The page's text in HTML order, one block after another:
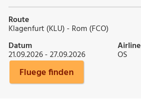
Route
Klagenfurt (KLU) - Rom (FCO)
Datum
21.09.2026 - 27.09.2026
Airline
OS
Fluege finden